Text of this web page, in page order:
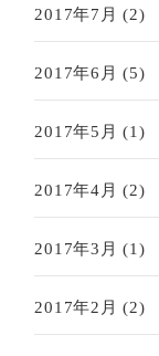
2017年7月 (2)
2017年6月 (5)
2017年5月 (1)
2017年4月 (2)
2017年3月 (1)
2017年2月 (2)